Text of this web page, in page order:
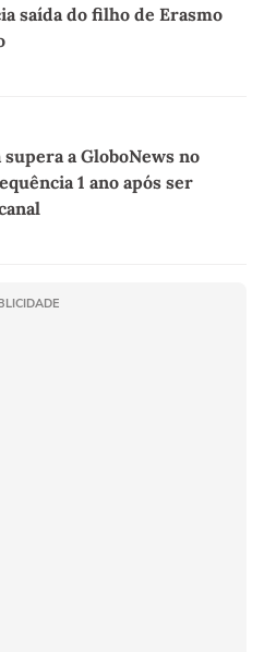
saída do filho de Erasmo
a GloboNews no
1 ano após ser